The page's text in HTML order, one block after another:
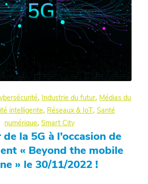
, Industrie du futur, Médias du
intelligente, Réseaux & IoT, Santé
numérique,Smart City
la 5G à l’occasion de
« Beyond the mobile
» le 30/11/2022 !